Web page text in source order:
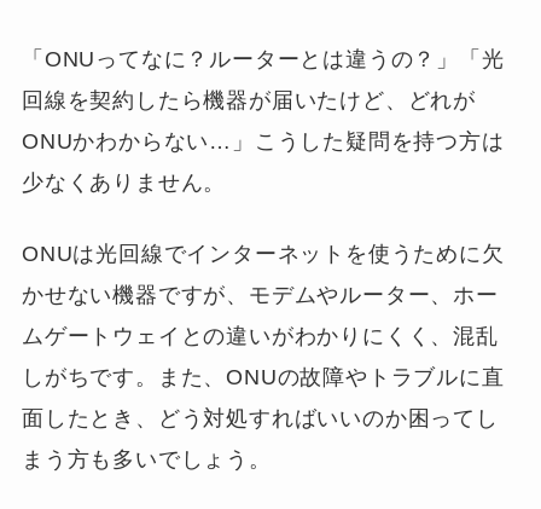
「ONUってなに？ルーターとは違うの？」「光
回線を契約したら機器が届いたけど、どれが
ONUかわからない…」こうした疑問を持つ方は
少なくありません。
ONUは光回線でインターネットを使うために欠
かせない機器ですが、モデムやルーター、ホー
ムゲートウェイとの違いがわかりにくく、混乱
しがちです。また、ONUの故障やトラブルに直
面したとき、どう対処すればいいのか困ってし
まう方も多いでしょう。